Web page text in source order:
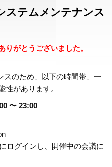
ステムメンテナンス
りがとうございました。
スのため、以下の時間帯、一
性があります。
〜 23:00
ログインし、開催中の会議に